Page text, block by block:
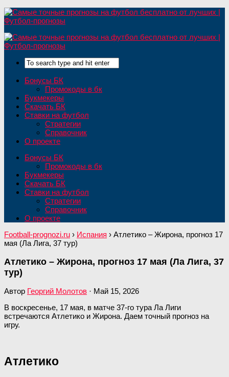
Бонусы БК
Промокоды в бк
Букмекеры
Скачать БК
Ставки на футбол
Стратегии
Справочник
О проекте
Бонусы БК
Промокоды в бк
Букмекеры
Скачать БК
Ставки на футбол
Стратегии
Справочник
О проекте
Football-prognozi.ru › Испания › Атлетико – Жирона, прогноз 17
мая (Ла Лига, 37 тур)
Атлетико – Жирона, прогноз 17 мая (Ла Лига, 37
тур)
Автор Георгий Молотов · Май 15, 2026
В воскресенье, 17 мая, в матче 37-го тура Ла Лиги
встречаются Атлетико и Жирона. Даем точный прогноз на
игру.
Атлетико